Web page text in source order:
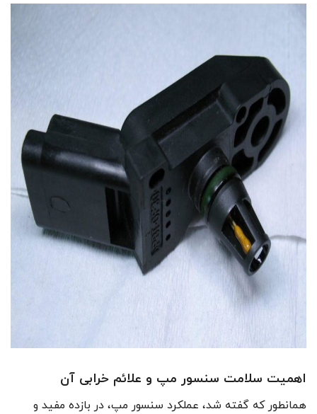
اهمیت سلامت سنسور مپ و علائم خرابی آن
همانطور که گفته شد، عملکرد سنسور مپ، در بازده مفید و